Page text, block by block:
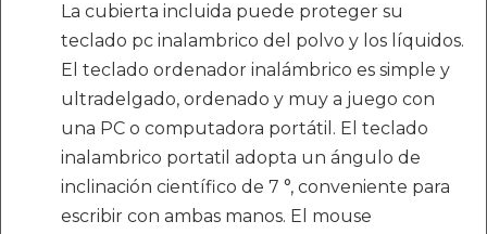
La cubierta incluida puede proteger su
teclado pc inalambrico del polvo y los líquidos.
El teclado ordenador inalámbrico es simple y
ultradelgado, ordenado y muy a juego con
una PC o computadora portátil. El teclado
inalambrico portatil adopta un ángulo de
inclinación científico de 7 °, conveniente para
escribir con ambas manos. El mouse